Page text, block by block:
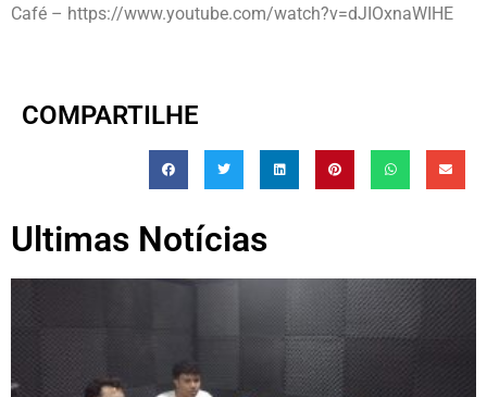
Café – https://www.youtube.com/watch?v=dJIOxnaWIHE
COMPARTILHE
Ultimas Notícias